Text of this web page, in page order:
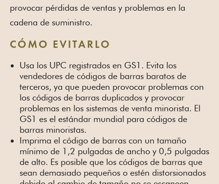
provocar pérdidas de ventas y problemas en la
cadena de suministro.
CÓMO EVITARLO
Usa los UPC registrados en GS1. Evita los
vendedores de códigos de barras baratos de
terceros, ya que pueden provocar problemas con
los códigos de barras duplicados y provocar
problemas en los sistemas de venta minorista. El
GS1 es el estándar mundial para códigos de
barras minoristas.
Imprima el código de barras con un tamaño
mínimo de 1,2 pulgadas de ancho y 0,5 pulgadas
de alto. Es posible que los códigos de barras que
sean demasiado pequeños o estén distorsionados